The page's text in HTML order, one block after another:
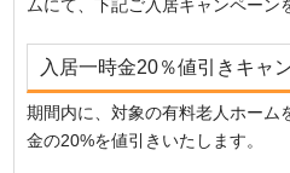
ムにて、下記ご入居キャンペーン
入居一時金20％値引きキャ
期間内に、対象の有料老人ホーム
金の20%を値引きいたします。